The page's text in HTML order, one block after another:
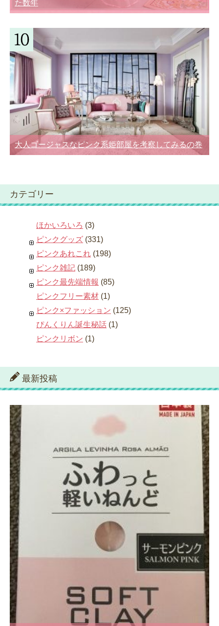
た数年
大人ゴージャスなピンク系姫部屋を考察してみるの巻
カテゴリー
ほかいろいろ (3)
ピンクグッズ (331)
ピンクあれこれ (198)
ピンク雑記 (189)
ピンク最先端情報 (85)
ピンクフリー素材 (1)
ピンク×ファッション (125)
ぴんくりん誕生秘話 (1)
ピンクリボン (1)
最新投稿